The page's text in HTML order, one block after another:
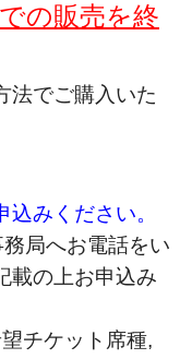
の販売を終
法でご購入いた
みください。
局へお電話をい
載の上お申込み
チケット席種,